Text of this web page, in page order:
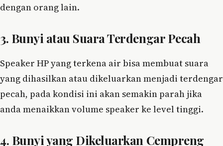
dengan orang lain.
3. Bunyi atau Suara Terdengar Pecah
Speaker HP yang terkena air bisa membuat suara
yang dihasilkan atau dikeluarkan menjadi terdengar
pecah, pada kondisi ini akan semakin parah jika
anda menaikkan volume speaker ke level tinggi.
4. Bunyi yang Dikeluarkan Cempreng